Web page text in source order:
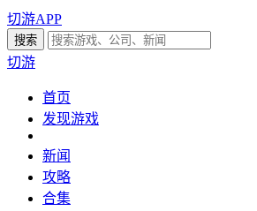
切游APP
切游
首页
发现游戏
新闻
攻略
合集